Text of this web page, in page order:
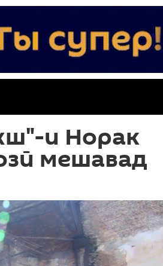
и Норак
мешавад